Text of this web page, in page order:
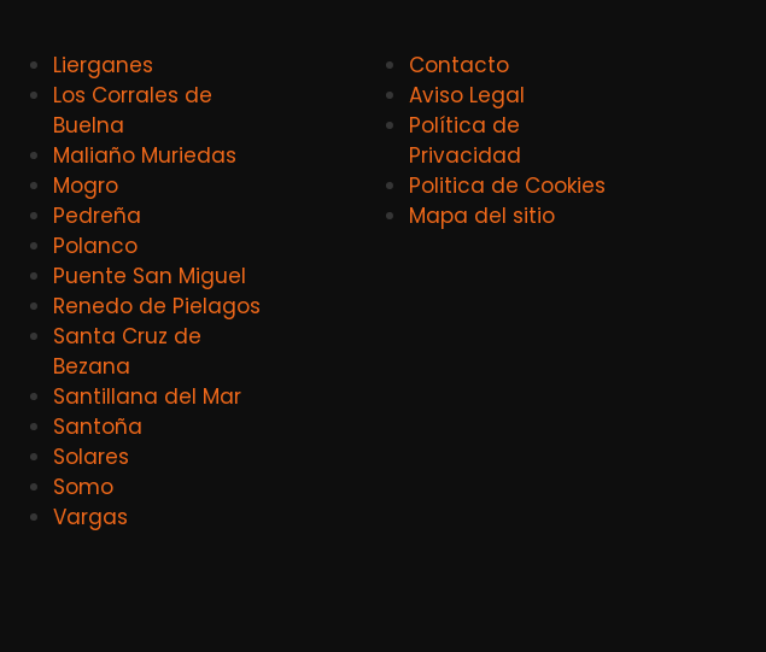
Lierganes
Los Corrales de
Buelna
Maliaño Muriedas
Mogro
Pedreña
Polanco
Puente San Miguel
Renedo de Pielagos
Santa Cruz de
Bezana
Santillana del Mar
Santoña
Solares
Somo
Vargas
Contacto
Aviso Legal
Política de
Privacidad
Politica de Cookies
Mapa del sitio